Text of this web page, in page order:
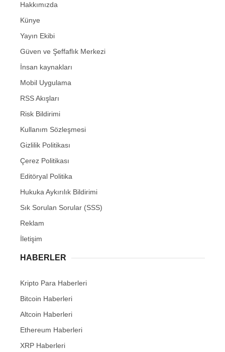
Hakkımızda
Künye
Yayın Ekibi
Güven ve Şeffaflık Merkezi
İnsan kaynakları
Mobil Uygulama
RSS Akışları
Risk Bildirimi
Kullanım Sözleşmesi
Gizlilik Politikası
Çerez Politikası
Editöryal Politika
Hukuka Aykırılık Bildirimi
Sık Sorulan Sorular (SSS)
Reklam
İletişim
HABERLER
Kripto Para Haberleri
Bitcoin Haberleri
Altcoin Haberleri
Ethereum Haberleri
XRP Haberleri